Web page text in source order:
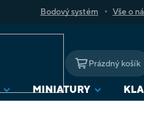
Bodový systém Vše o
Prázdný košík
MINIATURY